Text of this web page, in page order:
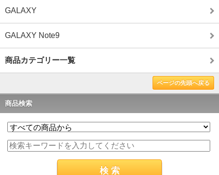
GALAXY
GALAXY Note9
商品カテゴリー一覧
ページの先頭へ戻る
商品検索